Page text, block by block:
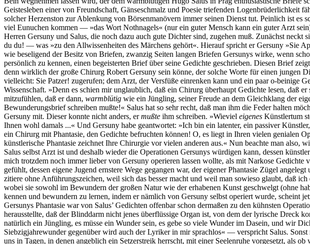
Geistesleben einer von Freundschaft, Gänseschmalz und Poesie triefenden
solcher Herzenston zur Ablenkung von Börsenmanövern immer seinen Dienst tut. Peinlich ist
viel Eunuchen kommen — »das Wort Nothnagels« (nur ein guter Mensch kann ein guter Arzt
Herren Gersuny und Salus, die noch dazu auch gute Dichter sind, zugehen muß. Zunächst
du du! — was »zu den Allwissenheiten des Märchens gehört«. Hierauf spricht er Gersuny »Sie
wie beseligend der Besitz von Briefen, zwanzig Seiten langen Briefen Gersunys wirke, wenn
persönlich zu kennen, einen begeisterten Brief über seine Gedichte geschrieben. Diesen Brief
denn wirklich der große Chirurg Robert Gersuny sein könne, der solche Worte für einen jungen
vielleicht: Sie Patzer! zugerufen; dem Arzt, der Versfüße einrenken kann und ein paar o-beinige
Wissenschaft. »Denn es schien mir unglaublich, daß ein Chirurg überhaupt Gedichte lesen, daß er
mitzufühlen, daß er dann, warmblütig wie ein Jüngling, seiner Freude an dem Gleichklang der
Bewunderungsbrief schreiben mußte!« Salus hat so sehr recht, daß man ihm die Feder halten
Gersuny mit. Dieser konnte nicht anders, ermußte ihm schreiben. »Wieviel eigenes Künstlertum
Ihnen wohl damals ...« Und Gersuny habe geantwortet: »Ich bin ein latenter, ein passiver
ein Chirurg mit Phantasie, den Gedichte befruchten können! O, es liegt in Ihren vielen genialen
künstlerische Phantasie zeichnet Ihre Chirurgie vor vielen anderen aus.« Nun beachte man
Salus selbst Arzt ist und deshalb wieder die Operationen Gersunys würdigen kann, dessen
mich trotzdem noch immer lieber von Gersuny operieren lassen wollte, als mit Narkose Gedichte
gefühlt, dessen eigene Jugend ernstere Wege gegangen war, der eigener Phantasie Zügel
zitiere ohne Anführungszeichen, weil sich das besser macht und weil man sowieso glaubt, daß
wobei sie sowohl im Bewundern der großen Natur wie der erhabenen Kunst geschwelgt (ohne
kennen und bewundern zu lernen, indem er nämlich von Gersuny selbst operiert wurde, scheint
Gersunys Phantasie war von Salus’ Gedichten offenbar schon dermaßen zu den kühnsten
herausstellte, daß der Blinddarm nicht jenes überflüssige Organ ist, von dem der lyrische Dreck
natürlich ein Jüngling, es müsse ein Wunder sein, es gebe so viele Wunder im Dasein, und wir
Siebzigjahrewunder gegenüber wird auch der Lyriker in mir sprachlos« — verspricht Salus.
uns in Tagen, in denen angeblich ein Setzerstreik herrscht, mit einer Seelenruhe vorgesetzt, als